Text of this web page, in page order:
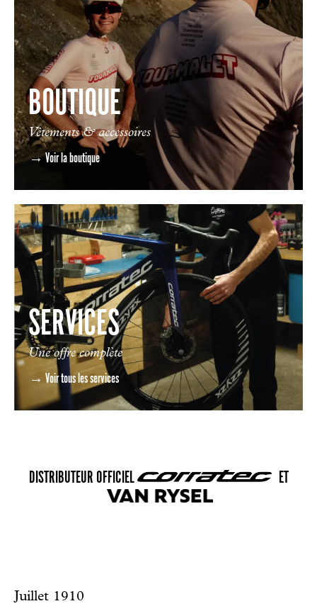
BOUTIQUE
Vêtements & accessoires
→ Voir la boutique
SERVICES
Une offre complète
→ Voir tous les services
DISTRIBUTEUR OFFICIEL ET
Juillet 1910